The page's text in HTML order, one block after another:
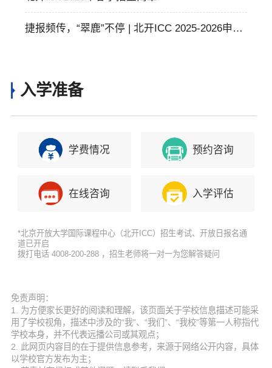
捷报频传，“翠鹿”不停 | 北开ICC 2025-2026申请
入学准备
学费情况 预约咨询
在线咨询 入学评估
*北京开放大学国际课程中心（北开ICC）招生考试、开放日报名通
道已开启
拨打电话 4008-200-288 ，招生老师将一对一为您解答疑问
免责声明：
1. 为方便家长更好的阅读和理解，该页面关于学校信息描述可能采
用了学校视角，描述中涉及的“我”、“我们”、“我校”等第一人称指代
学校本身，并不代表远播公司或其观点；
2. 此网页内容目的在于提供信息参考，来源于网络公开内容，具体
以学校官方发布为主；